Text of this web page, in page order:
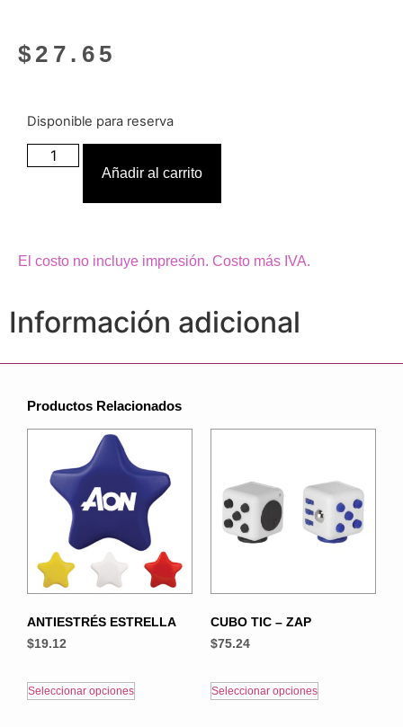
$ 27.65
Disponible para reserva
Añadir al carrito
El costo no incluye impresión. Costo más IVA.
Información adicional
Productos Relacionados
ANTIESTRÉS ESTRELLA
$19.12
Seleccionar opciones
CUBO TIC – ZAP
$75.24
Seleccionar opciones